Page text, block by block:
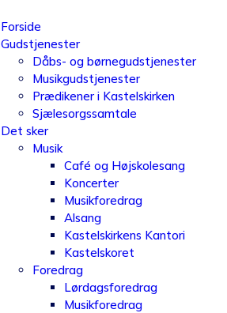
Forside
Gudstjenester
Dåbs- og børnegudstjenester
Musikgudstjenester
Prædikener i Kastelskirken
Sjælesorgssamtale
Det sker
Musik
Café og Højskolesang
Koncerter
Musikforedrag
Alsang
Kastelskirkens Kantori
Kastelskoret
Foredrag
Lørdagsforedrag
Musikforedrag